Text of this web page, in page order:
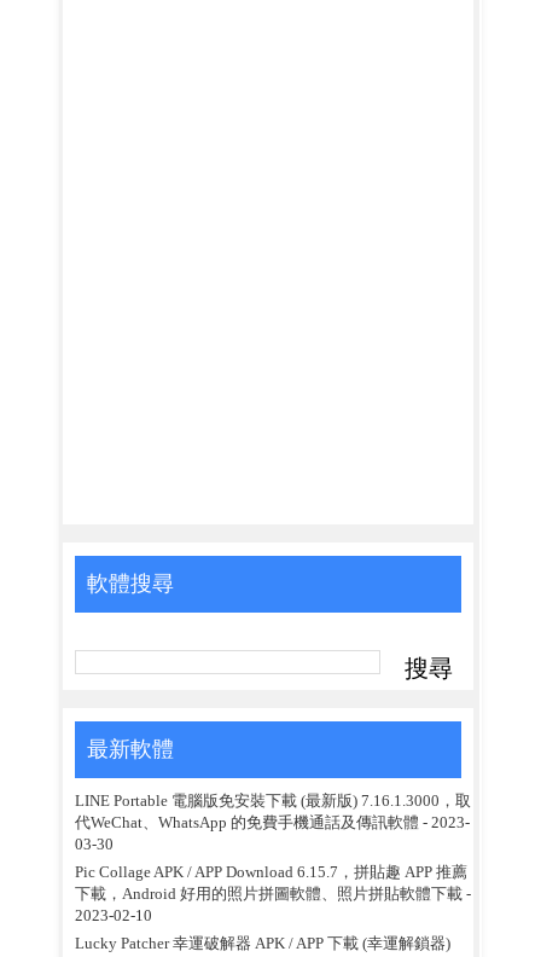
軟體搜尋
最新軟體
LINE Portable 電腦版免安裝下載 (最新版) 7.16.1.3000，取
代WeChat、WhatsApp 的免費手機通話及傳訊軟體 - 2023-
03-30
Pic Collage APK / APP Download 6.15.7，拼貼趣 APP 推薦
下載，Android 好用的照片拼圖軟體、照片拼貼軟體下載-
2023-02-10
Lucky Patcher 幸運破解器 APK / APP 下載 (幸運解鎖器)